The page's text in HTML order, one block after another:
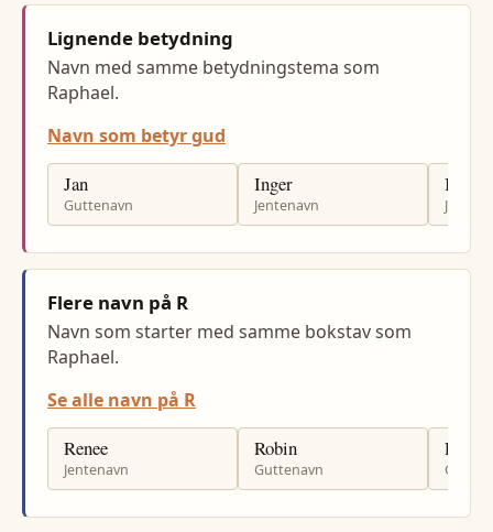
Lignende betydning
Navn med samme betydningstema som
Raphael.
Navn som betyr gud
Jan
Guttenavn
Inger
Jentenavn
Ingrid
Flere navn på R
Navn som starter med samme bokstav som
Raphael.
Se alle navn på R
Renee
Jentenavn
Robin
Guttenavn
Reza